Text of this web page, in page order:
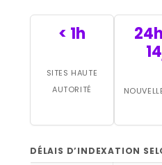
< 1h
SITES HAUTE
AUTORITÉ
DÉLAIS D’INDEXATION